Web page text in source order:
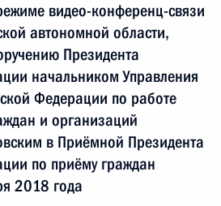
видео-конференц-связи
автономной области,
Президента
начальником Управления
Федерации по работе
и организаций
в Приёмной Президента
по приёму граждан
2018 года